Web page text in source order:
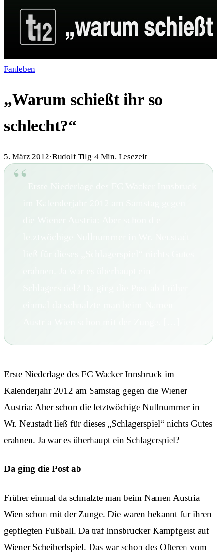
Fanleben
„Warum schießt ihr so
schlecht?“
5. März 2012·Rudolf Tilg·4 Min. Lesezeit
Erste Niederlage des FC Wacker Innsbruck im
Kalenderjahr 2012 am Samstag gegen die Wiener
Austria: Aber schon die letztwöchige Nullnummer in
Wr. Neustadt ließ für dieses „Schlagerspiel“ nichts Gutes
erahnen. Ja war es überhaupt ein Schlagerspiel?
Da ging die Post ab
Früher einmal da schnalzte man beim Namen Austria
Wien schon mit der Zunge. Die waren bekannt für ihren
gepflegten Fußball. Da traf Innsbrucker Kampfgeist auf
Wiener Scheiberlspiel. Das war schon des Öfteren vom